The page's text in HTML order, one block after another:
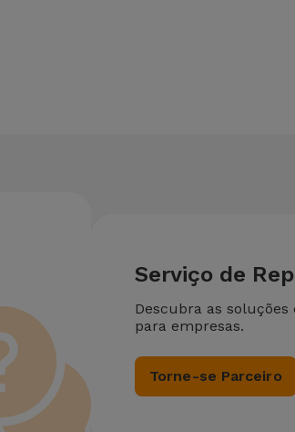
Serviço de
Descubra as
para empresas.
Torne-se Parceiro